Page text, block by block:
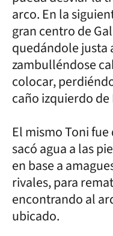
arco. En la
gran centro de
quedándole justa
zambulléndose
colocar,
caño izquierdo
El mismo Toni
sacó agua a las
en base a
rivales, para
encontrando al
ubicado.